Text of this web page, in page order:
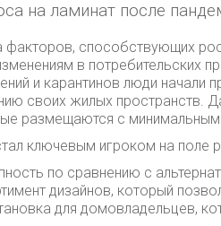
на ламинат после
способствующих
в потребительских
и карантинов люди
своих жилых пространств.
размещаются с
ключевым игроком на поле
по сравнению с
дизайнов, который
для домовладельцев,